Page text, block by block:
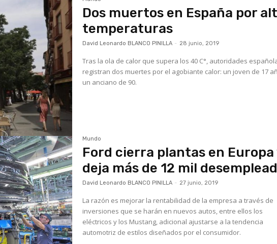
Dos muertos en España por
temperaturas
David Leonardo BLANCO PINILLA - 28 junio, 2019
Tras la ola de calor que supera los 40 C°, autoridades
registran dos muertes por el agobiante calor: un joven de 17
un anciano de 90.
Mundo
Ford cierra plantas en Europa
deja más de 12 mil
David Leonardo BLANCO PINILLA - 27 junio, 2019
La razón es mejorar la rentabilidad de la empresa a través de
inversiones que se harán en nuevos autos, entre ellos los
eléctricos y los Mustang, adicional ajustarse a la tendencia
automotriz de estilos diseñados por el consumidor.